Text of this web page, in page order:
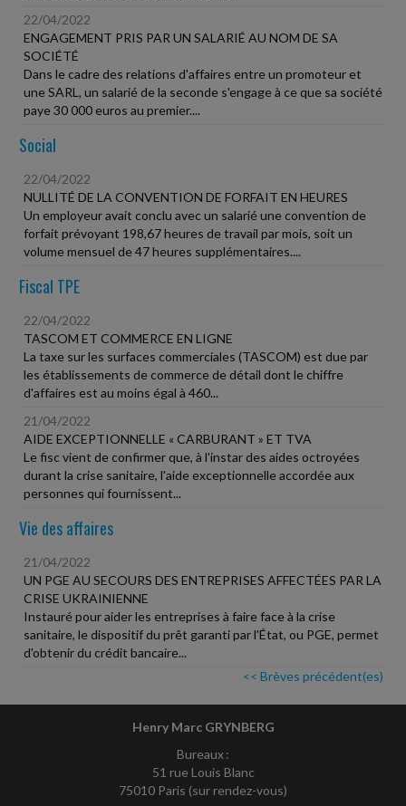
22/04/2022
ENGAGEMENT PRIS PAR UN SALARIÉ AU NOM DE SA
SOCIÉTÉ
Dans le cadre des relations d'affaires entre un promoteur et
une SARL, un salarié de la seconde s'engage à ce que sa société
paye 30 000 euros au premier....
Social
22/04/2022
NULLITÉ DE LA CONVENTION DE FORFAIT EN HEURES
Un employeur avait conclu avec un salarié une convention de
forfait prévoyant 198,67 heures de travail par mois, soit un
volume mensuel de 47 heures supplémentaires....
Fiscal TPE
22/04/2022
TASCOM ET COMMERCE EN LIGNE
La taxe sur les surfaces commerciales (TASCOM) est due par
les établissements de commerce de détail dont le chiffre
d'affaires est au moins égal à 460...
21/04/2022
AIDE EXCEPTIONNELLE « CARBURANT » ET TVA
Le fisc vient de confirmer que, à l'instar des aides octroyées
durant la crise sanitaire, l'aide exceptionnelle accordée aux
personnes qui fournissent...
Vie des affaires
21/04/2022
UN PGE AU SECOURS DES ENTREPRISES AFFECTÉES PAR LA
CRISE UKRAINIENNE
Instauré pour aider les entreprises à faire face à la crise
sanitaire, le dispositif du prêt garanti par l'État, ou PGE, permet
d'obtenir du crédit bancaire...
<< Brèves précédent(es)
Henry Marc GRYNBERG
Bureaux :
51 rue Louis Blanc
75010 Paris (sur rendez-vous)